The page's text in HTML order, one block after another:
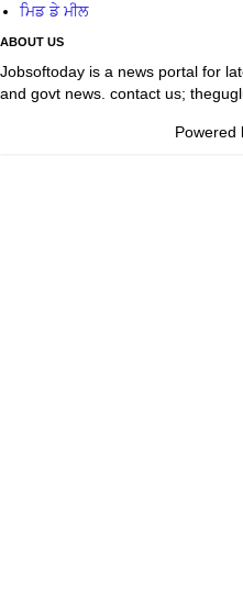
ਮਿਡ ਡੇ ਮੀਲ
ABOUT US
Jobsoftoday is a news portal for
and govt news. contact us;
Powered